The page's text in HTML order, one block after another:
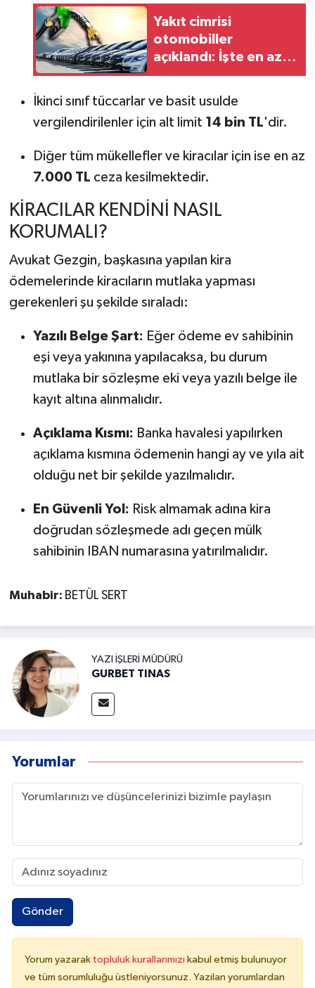
Yakıt cimrisi
otomobiller
açıklandı: İşte en az
yakan 10 model...
İkinci sınıf tüccarlar ve basit usulde
vergilendirilenler için alt limit 14 bin TL'dir.
Diğer tüm mükellefler ve kiracılar için ise en az
7.000 TL ceza kesilmektedir.
KİRACILAR KENDİNİ NASIL
KORUMALI?
Avukat Gezgin, başkasına yapılan kira
ödemelerinde kiracıların mutlaka yapması
gerekenleri şu şekilde sıraladı:
Yazılı Belge Şart: Eğer ödeme ev sahibinin
eşi veya yakınına yapılacaksa, bu durum
mutlaka bir sözleşme eki veya yazılı belge ile
kayıt altına alınmalıdır.
Açıklama Kısmı: Banka havalesi yapılırken
açıklama kısmına ödemenin hangi ay ve yıla ait
olduğu net bir şekilde yazılmalıdır.
En Güvenli Yol: Risk almamak adına kira
doğrudan sözleşmede adı geçen mülk
sahibinin IBAN numarasına yatırılmalıdır.
Muhabir: BETÜL SERT
YAZI İŞLERI MÜDÜRÜ
GURBET TINAS
Yorumlar
Gönder
Yorum yazarak topluluk kurallarımızı kabul etmiş bulunuyor
ve tüm sorumluluğu üstleniyorsunuz. Yazılan yorumlardan